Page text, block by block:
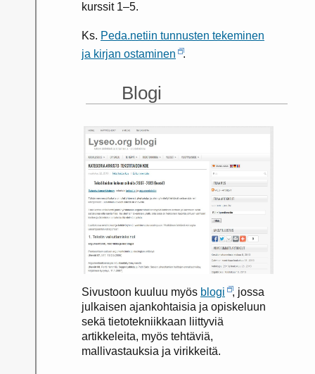
kurssit 1–5.
Ks. Peda.netiin tunnusten tekeminen
ja kirjan ostaminen
.
Blogi
Sivustoon kuuluu myös blogi
, jossa
julkaisen ajankohtaisia ja opiskeluun
sekä tietotekniikkaan liittyviä
artikkeleita, myös tehtäviä,
mallivastauksia ja virikkeitä.